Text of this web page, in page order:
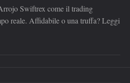
Swiftrex come il trading
reale. Affidabile o una truffa? Leggi